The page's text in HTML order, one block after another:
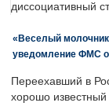
диссоциативный
«Веселый
уведомление ФМС о
Переехавший в
хорошо